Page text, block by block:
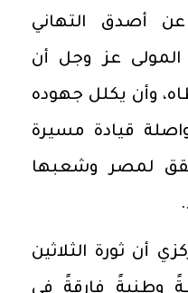
أصدق التهاني
المولى عز وجل أن
وأن يكلل جهوده
قيادة مسيرة
يحقق لمصر وشعبها
أن ثورة الثلاثين